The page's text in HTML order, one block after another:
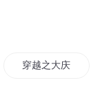
穿越之大庆帝国